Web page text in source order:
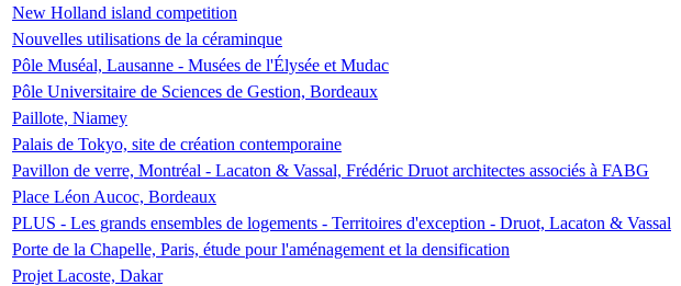
New Holland island competition
Nouvelles utilisations de la céraminque
Pôle Muséal, Lausanne - Musées de l'Élysée et Mudac
Pôle Universitaire de Sciences de Gestion, Bordeaux
Paillote, Niamey
Palais de Tokyo, site de création contemporaine
Pavillon de verre, Montréal - Lacaton & Vassal, Frédéric Druot architectes associés à FABG
Place Léon Aucoc, Bordeaux
PLUS - Les grands ensembles de logements - Territoires d'exception - Druot, Lacaton & Vassal
Porte de la Chapelle, Paris, étude pour l'aménagement et la densification
Projet Lacoste, Dakar